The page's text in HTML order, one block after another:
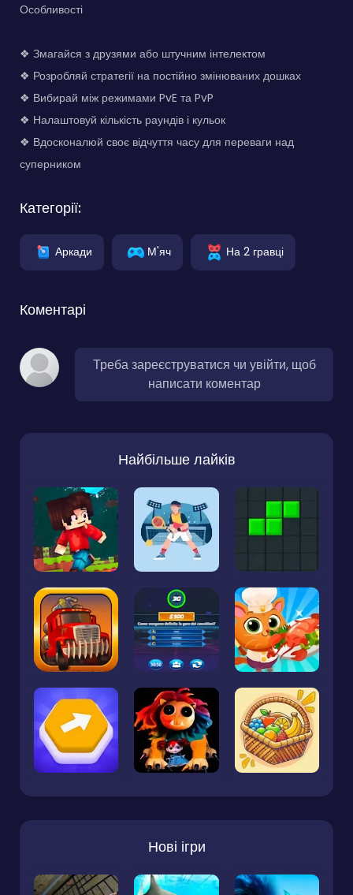
Особливості
❖ Змагайся з друзями або штучним інтелектом
❖ Розробляй стратегії на постійно змінюваних дошках
❖ Вибирай між режимами PvE та PvP
❖ Налаштовуй кількість раундів і кульок
❖ Вдосконалюй своє відчуття часу для переваги над
суперником
Категорії:
Аркади М'яч На 2 гравці
Коментарі
Треба зареєструватися чи увійти, щоб
написати коментар
Найбільше лайків
Нові ігри